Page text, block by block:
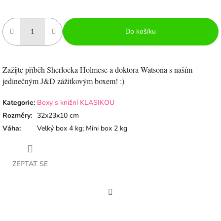
Do košíku
Zažijte příběh Sherlocka Holmese a doktora Watsona s naším
jedinečným J&D zážitkovým boxem! :)
Kategorie: Boxy s knižní KLASIKOU
Rozměry: 32x23x10 cm
Váha: Velký box 4 kg; Mini box 2 kg
ZEPTAT SE